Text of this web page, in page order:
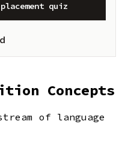
quiz
Concepts
of language